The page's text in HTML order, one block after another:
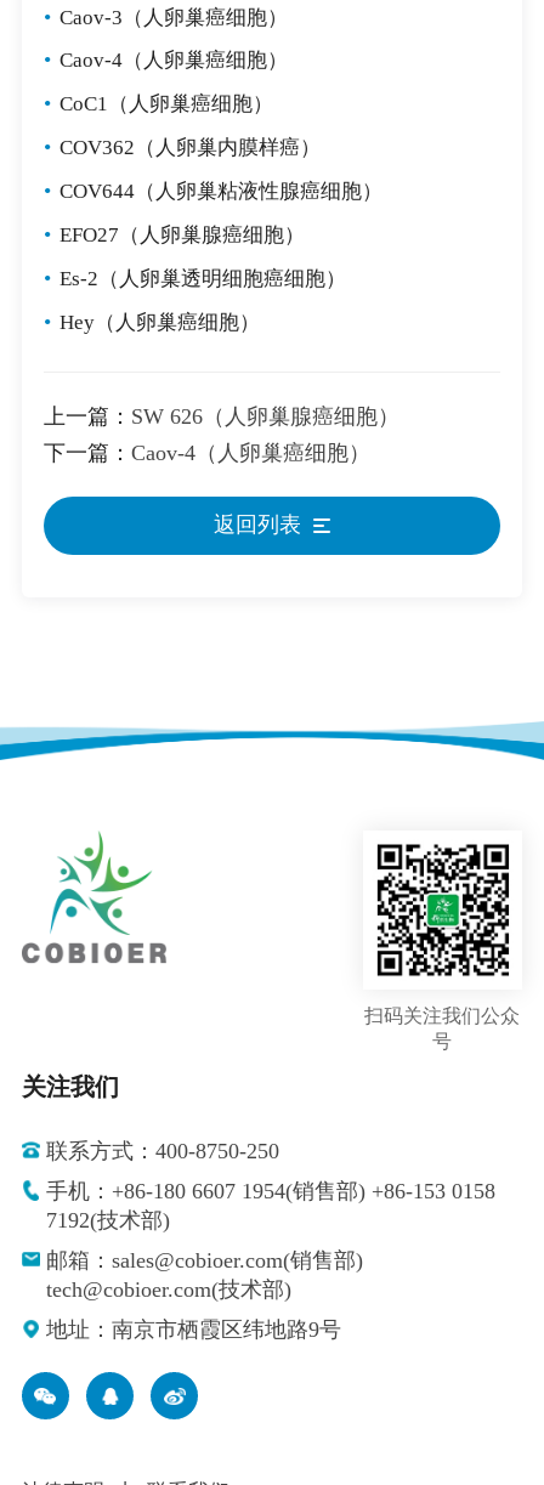
• Caov-3（人卵巢癌细胞）
• Caov-4（人卵巢癌细胞）
• CoC1（人卵巢癌细胞）
• COV362（人卵巢内膜样癌）
• COV644（人卵巢粘液性腺癌细胞）
• EFO27（人卵巢腺癌细胞）
• Es-2（人卵巢透明细胞癌细胞）
• Hey（人卵巢癌细胞）
上一篇： SW 626（人卵巢腺癌细胞）
下一篇： Caov-4（人卵巢癌细胞）
返回列表
扫码关注我们公众
号
关注我们
联系方式：400-8750-250
手机：+86-180 6607 1954(销售部) +86-153 0158
7192(技术部)
邮箱：sales@cobioer.com(销售部)
tech@cobioer.com(技术部)
地址：南京市栖霞区纬地路9号